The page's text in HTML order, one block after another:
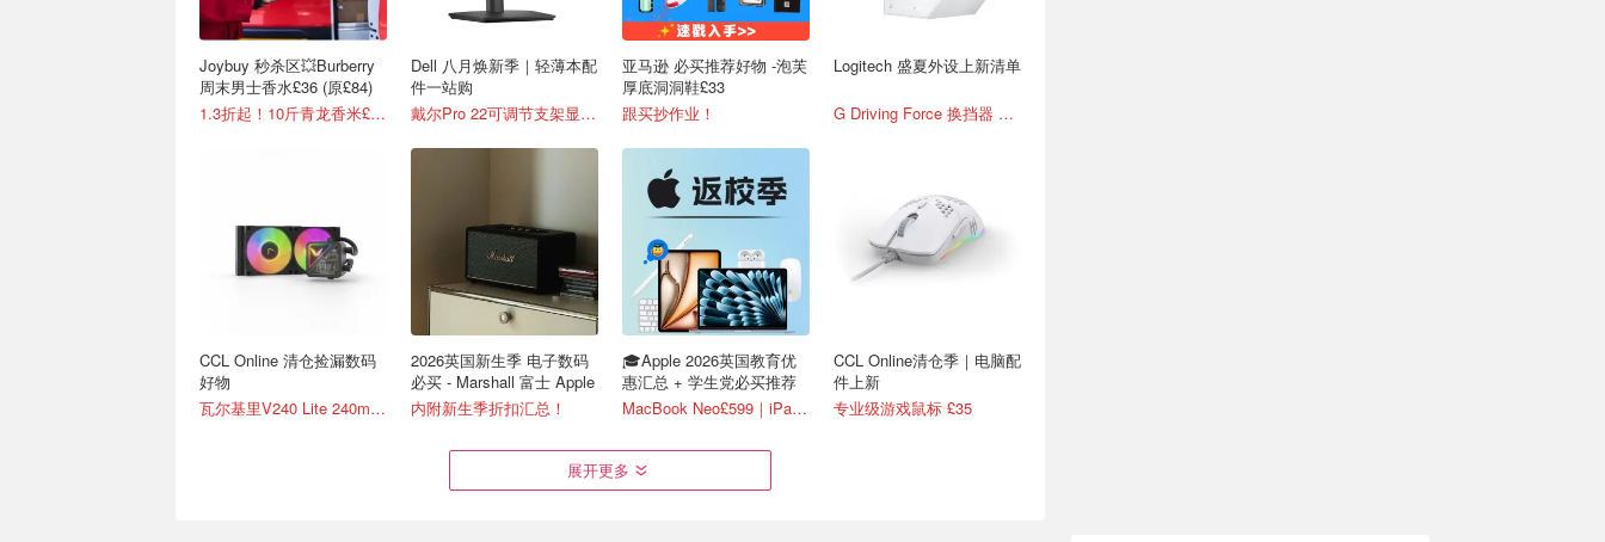
Joybuy 秒杀区💥Burberry
周末男士香水£36 (原£84)
1.3折起！10斤青龙香米£4.9
CCL Online 清仓捡漏数码
好物
瓦尔基里V240 Lite 240mm一体式水冷散热器 £65
Dell 八月焕新季｜轻薄本配
件一站购
戴尔Pro 22可调节支架显示器 £76
2026英国新生季 电子数码
必买 - Marshall 富士 Apple
内附新生季折扣汇总！
亚马逊 必买推荐好物 -泡芙
厚底洞洞鞋£33
跟买抄作业！
🎓Apple 2026英国教育优
惠汇总 + 学生党必买推荐
MacBook Neo£599｜iPad Air£699
Logitech 盛夏外设上新清单
G Driving Force 换挡器 £40
CCL Online清仓季｜电脑配
件上新
专业级游戏鼠标 £35
展开更多